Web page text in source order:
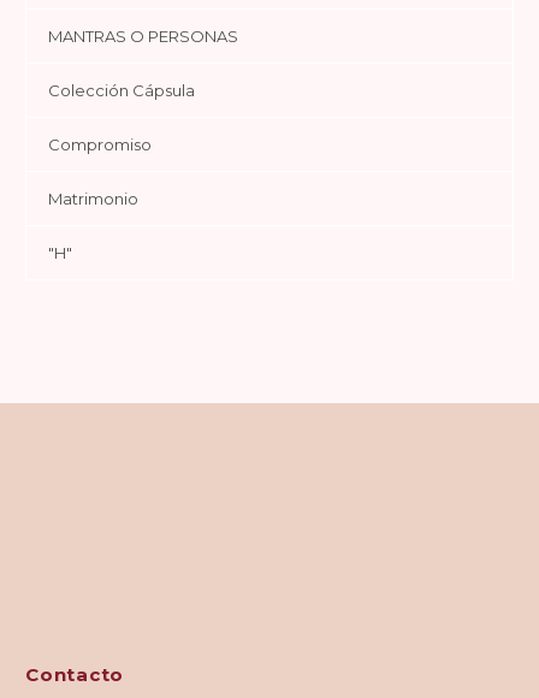
MANTRAS O PERSONAS
Colección Cápsula
Compromiso
Matrimonio
"H"
Contacto